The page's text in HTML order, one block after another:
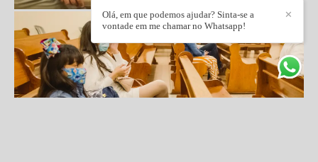
✕
Olá, em que podemos ajudar? Sinta-se a
vontade em me chamar no Whatsapp!